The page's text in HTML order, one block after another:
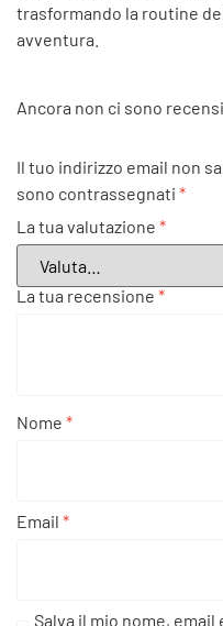
trasformando la routine
avventura.
Ancora non ci sono
Il tuo indirizzo email non
sono contrassegnati *
La tua valutazione *
La tua recensione *
Nome *
Email *
Salva il mio nome,